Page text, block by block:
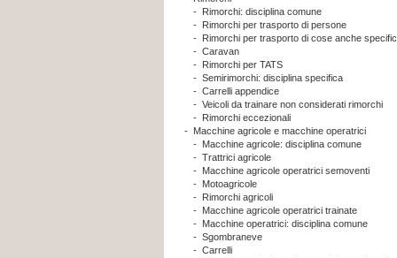
- Rimorchi: disciplina comune
- Rimorchi per trasporto di persone
- Rimorchi per trasporto di cose anche
- Caravan
- Rimorchi per TATS
- Semirimorchi: disciplina specifica
- Carrelli appendice
- Veicoli da trainare non considerati rimorchi
- Rimorchi eccezionali
- Macchine agricole e macchine operatrici
- Macchine agricole: disciplina comune
- Trattrici agricole
- Macchine agricole operatrici semoventi
- Motoagricole
- Rimorchi agricoli
- Macchine agricole operatrici trainate
- Macchine operatrici: disciplina comune
- Sgombraneve
- Carrelli